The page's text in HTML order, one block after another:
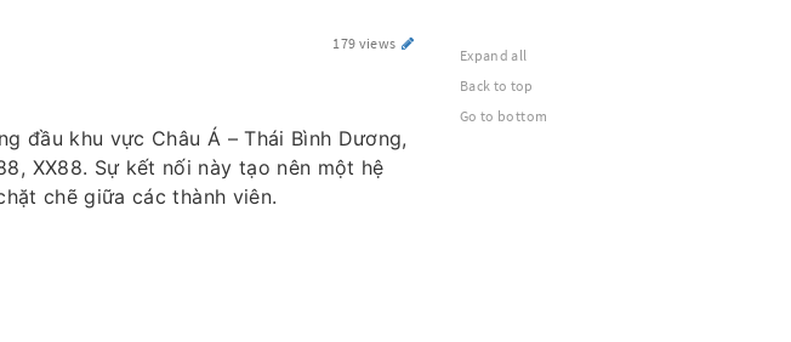
179 views
đầu khu vực Châu Á – Thái Bình Dương,
XX88. Sự kết nối này tạo nên một hệ
chẽ giữa các thành viên.
Expand all
Back to top
Go to bottom